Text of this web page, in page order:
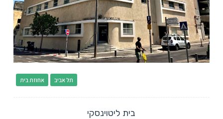
אחוזת בית תל אביב
בית ליטוינסקי